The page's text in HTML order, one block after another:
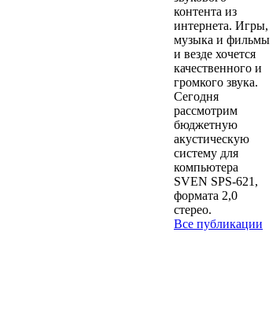
контента из
интернета. Игры,
музыка и фильмы
и везде хочется
качественного и
громкого звука.
Сегодня
рассмотрим
бюджетную
акустическую
систему для
компьютера
SVEN SPS-621,
формата 2,0
стерео.
Все публикации